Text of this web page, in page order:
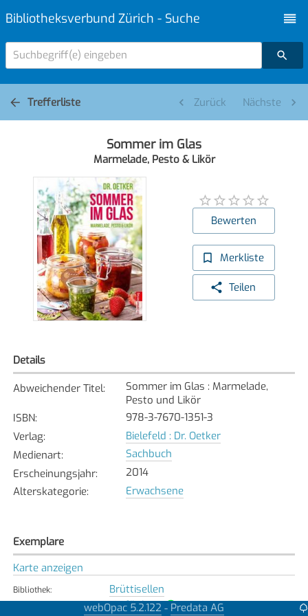
Bibliotheksverbund Zürich - Suche
Suchbegriff(e) eingeben
Trefferliste Zurück Nächste
Sommer im Glas
Marmelade, Pesto & Likör
Bewerten
Merkliste
Teilen
Details
Abweichender Titel:
Sommer im Glas : Marmelade,
Pesto und Likör
ISBN:
978-3-7670-1351-3
Verlag:
Bielefeld : Dr. Oetker
Medienart:
Sachbuch
Erscheinungsjahr:
2014
Alterskategorie: Erwachsene
Exemplare
Karte anzeigen
Bibliothek: Brüttisellen
Verfügbar
webOpac 5.2.122 - Predata AG